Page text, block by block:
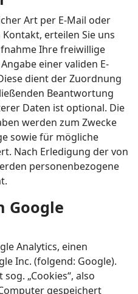
Art per E-Mail oder
erteilen Sie uns
Ihre freiwillige
einer validen E-
dient der Zuordnung
Beantwortung
Daten ist optional. Die
werden zum Zwecke
sowie für mögliche
Nach Erledigung der von
personenbezogene
Google
Analytics, einen
Inc. (folgend: Google).
„Cookies“, also
gespeichert